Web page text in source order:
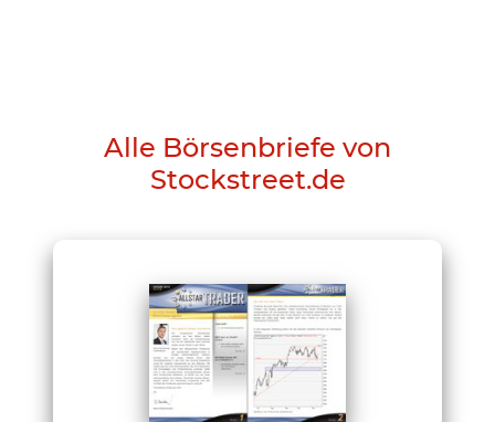
Alle Börsenbriefe von
Stockstreet.de